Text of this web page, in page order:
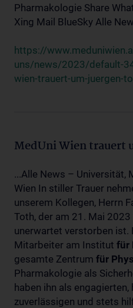
Pharmakologie Share
Xing Mail BlueSky Alle
https://
uns/news/2023/default-
wien-trauert-um-juergen-
MedUni Wien trauert
...Alle News – Universität,
Wien In stiller Trauer
unserem Kollegen, Herrn
Toth, der am 21. Mai
unerwartet verstorben ist.
Mitarbeiter am Institut für
gesamte Zentrum für
Pharmakologie als
haben ihn als engagierten,
zuverlässigen und stets